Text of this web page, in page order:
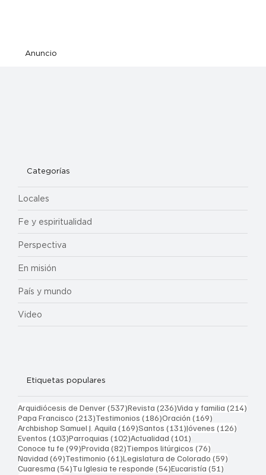
Anuncio
Categorías
Locales
Fe y espiritualidad
Perspectiva
En misión
País y mundo
Video
Etiquetas populares
Arquidiócesis de Denver(537)537 entradas
Revista (236)236 entradas
Vida y familia (214)
Papa Francisco (213)213 entradas
Testimonios (186)186 entradas
Oración (169)
Archbishop Samuel J. Aquila (169)169 entradas
Santos (131)131 entradas
Jóvenes (126)
Eventos (103)103 entradas
Parroquias (102)102 entradas
Actualidad (101)
Conoce tu fe (99)99 entradas
Provida (82)82 entradas
Tiempos litúrgicos (76)
Navidad (69)69 entradas
Testimonio (61)61 entradas
Legislatura de Colorado (59)
Cuaresma (54)54 entradas
Tu Iglesia te responde (54)54 entradas
Eucaristía (51)